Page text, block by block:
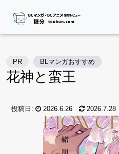
PR BLマンガおすすめ
花神と蛮王
投稿日: 2026.6.26 2026.7.28